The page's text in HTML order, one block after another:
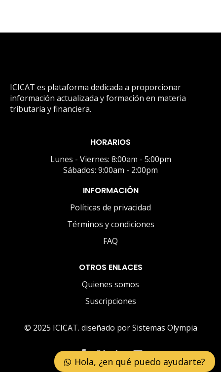
ICICAT es plataforma dedicada a proporcionar
información actualizada y formación en materia
tributaria y financiera.
HORARIOS
Lunes - Viernes: 8:00am - 5:00pm
Sábados: 9:00am - 2:00pm
INFORMACIÓN
Políticas de privacidad
Términos y condiciones
FAQ
OTROS ENLACES
Quienes somos
Suscripciones
© 2025 ICICAT. diseñado por Sistemas Olympia
Hola, ¿en qué puedo ayudarte?